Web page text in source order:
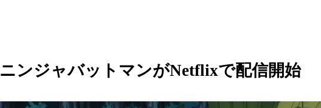
ニンジャバットマンがNetflixで配信開始